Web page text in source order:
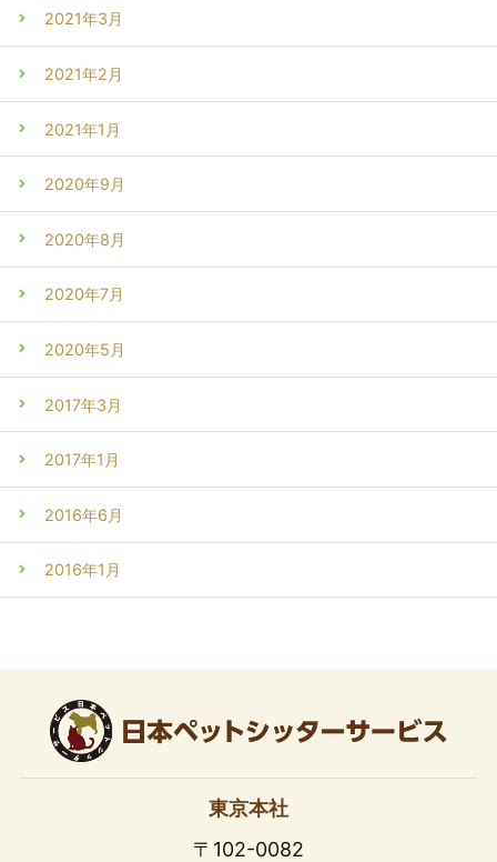
2021年3月
2021年2月
2021年1月
2020年9月
2020年8月
2020年7月
2020年5月
2017年3月
2017年1月
2016年6月
2016年1月
東京本社
〒102-0082